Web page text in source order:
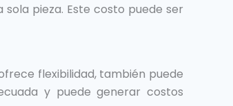
pieza. Este costo puede ser
flexibilidad, también puede
y puede generar costos